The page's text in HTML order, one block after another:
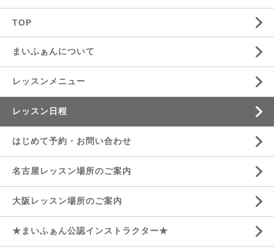
TOP
まいふぁんについて
レッスンメニュー
レッスン日程
はじめて予約・お問い合わせ
名古屋レッスン場所のご案内
大阪レッスン場所のご案内
★まいふぁん公認インストラクター★